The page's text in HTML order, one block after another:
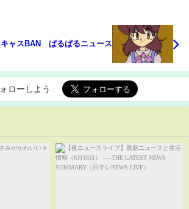
キャスBAN ぱるぱるニュース
ローしよう